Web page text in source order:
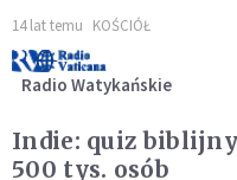
14 lat temu KOŚCIÓŁ
Radio Watykańskie
Indie: quiz
500 tys. osób